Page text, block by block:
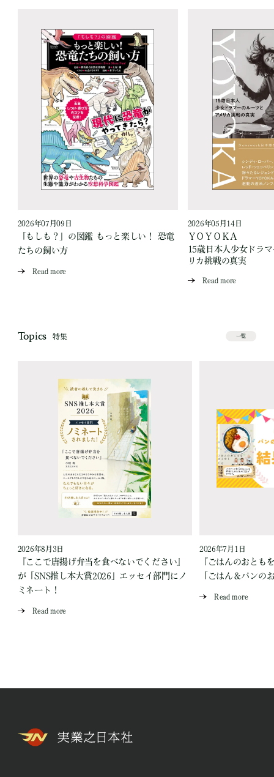
2026年07月09日
「もしも？」の図鑑 もっと楽しい！ 恐竜
たちの飼い方
Read more
2026年05月14日
ＹＯＹＯＫＡ
15歳日本人少女ドラ
リカ挑戦の真実
Read more
Topics 特集 一覧
2026年8月3日
『ここで唐揚げ弁当を食べないでください』
が「SNS推し本大賞2026」エッセイ部門にノ
ミネート！
Read more
2026年7月1日
『ごはんのおとも
「ごはん＆パンの
Read more